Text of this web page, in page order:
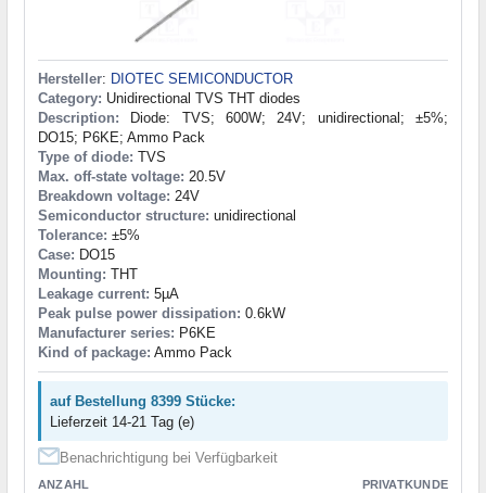
Hersteller: DIOTEC SEMICONDUCTOR
Category: Unidirectional TVS THT diodes
Description: Diode: TVS; 600W; 24V; unidirectional; ±5%;
DO15; P6KE; Ammo Pack
Type of diode: TVS
Max. off-state voltage: 20.5V
Breakdown voltage: 24V
Semiconductor structure: unidirectional
Tolerance: ±5%
Case: DO15
Mounting: THT
Leakage current: 5µA
Peak pulse power dissipation: 0.6kW
Manufacturer series: P6KE
Kind of package: Ammo Pack
auf Bestellung 8399 Stücke:
Lieferzeit 14-21 Tag (e)
Benachrichtigung bei Verfügbarkeit
ANZAHL PRIVATKUNDE